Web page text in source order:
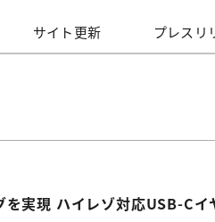
サイト更新 プレス リ
実現 ハイレゾ対応USB-Cイ